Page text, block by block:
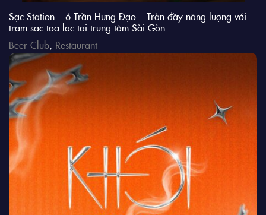
Sạc Station – 6 Trần Hưng Đạo – Tràn đầy năng lượng với
trạm sạc tọa lạc tại trung tâm Sài Gòn
Beer Club, Restaurant